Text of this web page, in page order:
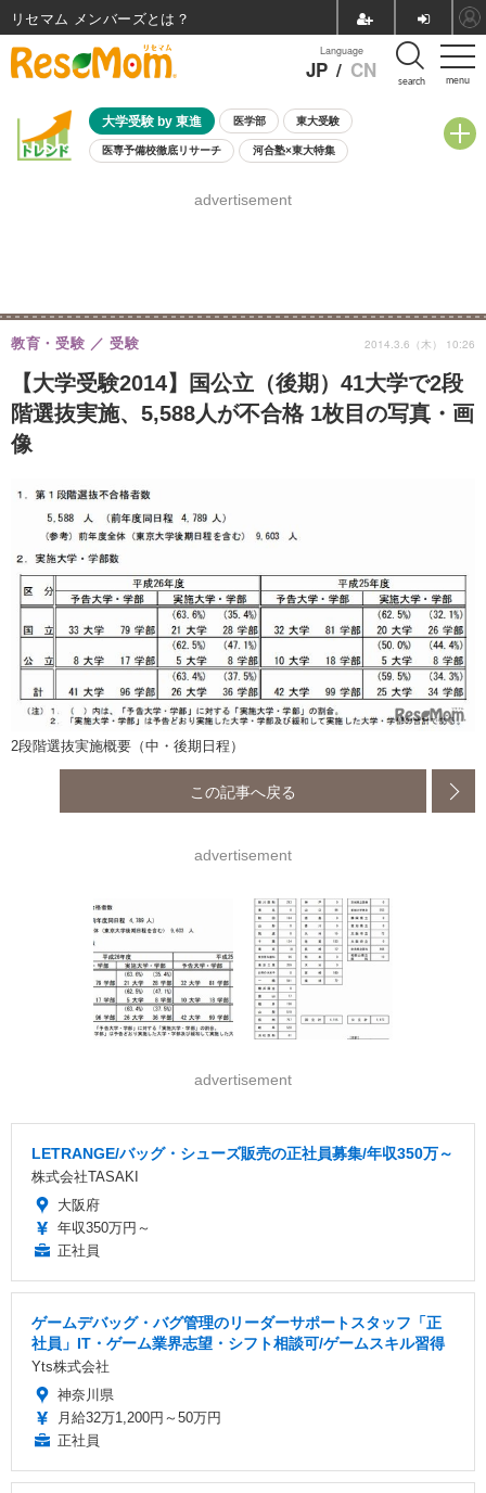
menu
Language
JP / CN search
大学受験 by 東進 医学部 東大受験
医専予備校徹底リサーチ 河合塾×東大特集
8月開催学校説明会・相談会
advertisement
【大学受験2014】国公立（後期）41大学で2段
階選抜実施、5,588人が不合格 1枚目の写真・画
像
教育・受験 受験 2014.3.6（木） 10:26
2段階選抜実施概要（中・後期日程）
この記事へ戻る
advertisement
advertisement
LETRANGE/バッグ・シューズ販売の正社員募集/年収350万～
株式会社TASAKI
大阪府
年収350万円～
正社員
ゲームデバッグ・バグ管理のリーダーサポートスタッフ「正
社員」IT・ゲーム業界志望・シフト相談可/ゲームスキル習得
Yts株式会社
神奈川県
月給32万1,200円～50万円
正社員
リセマム メンバーズ